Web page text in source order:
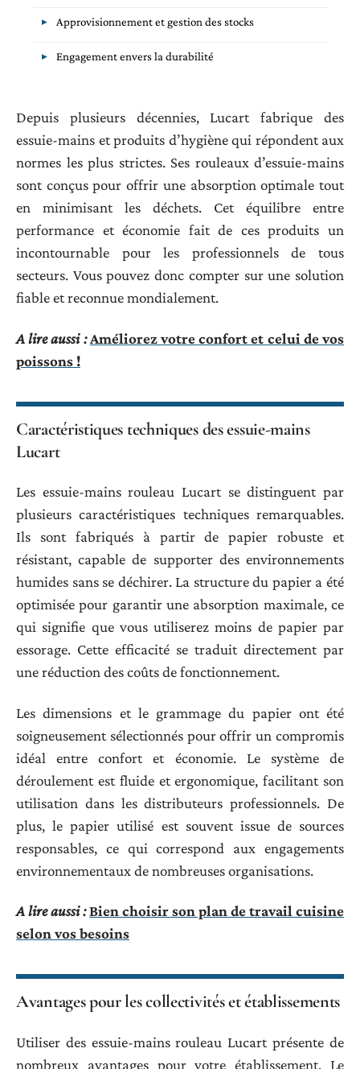
Approvisionnement et gestion des stocks
Engagement envers la durabilité
Depuis plusieurs décennies, Lucart fabrique des
essuie-mains et produits d’hygiène qui répondent aux
normes les plus strictes. Ses rouleaux d’essuie-mains
sont conçus pour offrir une absorption optimale tout
en minimisant les déchets. Cet équilibre entre
performance et économie fait de ces produits un
incontournable pour les professionnels de tous
secteurs. Vous pouvez donc compter sur une solution
fiable et reconnue mondialement.
A lire aussi : Améliorez votre confort et celui de vos
poissons !
Caractéristiques techniques des essuie-mains
Lucart
Les essuie-mains rouleau Lucart se distinguent par
plusieurs caractéristiques techniques remarquables.
Ils sont fabriqués à partir de papier robuste et
résistant, capable de supporter des environnements
humides sans se déchirer. La structure du papier a été
optimisée pour garantir une absorption maximale, ce
qui signifie que vous utiliserez moins de papier par
essorage. Cette efficacité se traduit directement par
une réduction des coûts de fonctionnement.
Les dimensions et le grammage du papier ont été
soigneusement sélectionnés pour offrir un compromis
idéal entre confort et économie. Le système de
déroulement est fluide et ergonomique, facilitant son
utilisation dans les distributeurs professionnels. De
plus, le papier utilisé est souvent issue de sources
responsables, ce qui correspond aux engagements
environnementaux de nombreuses organisations.
A lire aussi :Bien choisir son plan de travail cuisine
selon vos besoins
Avantages pour les collectivités et établissements
Utiliser des essuie-mains rouleau Lucart présente de
nombreux avantages pour votre établissement. Le